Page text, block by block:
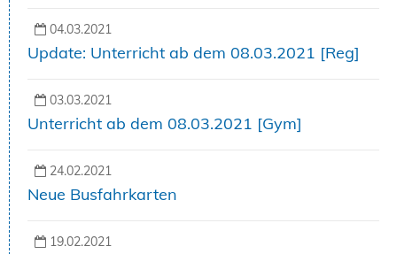
04.03.2021
Update: Unterricht ab dem 08.03.2021 [Reg]
03.03.2021
Unterricht ab dem 08.03.2021 [Gym]
24.02.2021
Neue Busfahrkarten
19.02.2021